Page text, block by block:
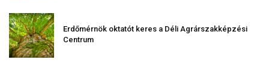
Erdőmérnök oktatót keres a Déli Agrárszakképzési
Centrum